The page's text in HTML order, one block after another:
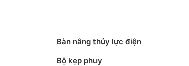
Bàn nâng thủy lực điện
Bộ kẹp phuy